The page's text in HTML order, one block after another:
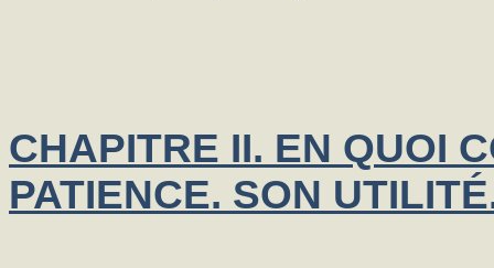
CHAPITRE II. EN QUOI
PATIENCE. SON